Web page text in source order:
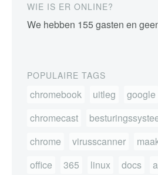
WIE IS ER ONLINE?
We hebben 155 gasten en
POPULAIRE TAGS
chromebook uitleg google
chromecast
chrome
virusscanner
office
365 linux docs